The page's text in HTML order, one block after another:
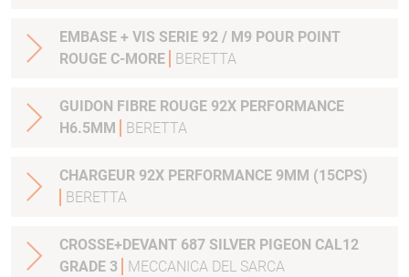
EMBASE + VIS SERIE 92 / M9 POUR POINT
ROUGE C-MORE
BERETTA
GUIDON FIBRE ROUGE 92X PERFORMANCE
H6.5MM
BERETTA
CHARGEUR 92X PERFORMANCE 9MM (15CPS)
BERETTA
CROSSE+DEVANT 687 SILVER PIGEON CAL12
GRADE 3
MECCANICA DEL SARCA